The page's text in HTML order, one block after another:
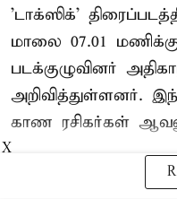
'டாக்ஸிக்'
மாலை 07.01
படக்குழுவினர்
அறிவித்துள்ளனர்.
காண ரசிகர்கள்
X